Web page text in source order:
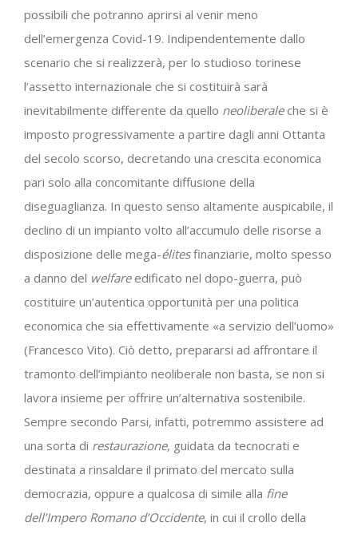
possibili che potranno aprirsi al venir meno
dell’emergenza Covid-19. Indipendentemente dallo
scenario che si realizzerà, per lo studioso torinese
l’assetto internazionale che si costituirà sarà
inevitabilmente differente da quello neoliberaleche si è
imposto progressivamente a partire dagli anni Ottanta
del secolo scorso, decretando una crescita economica
pari solo alla concomitante diffusione della
diseguaglianza. In questo senso altamente auspicabile, il
declino di un impianto volto all’accumulo delle risorse a
disposizione delle mega-élitesfinanziarie, molto spesso
a danno del welfareedificato nel dopo-guerra, può
costituire un’autentica opportunità per una politica
economica che sia effettivamente «a servizio dell’uomo»
(Francesco Vito). Ciò detto, prepararsi ad affrontare il
tramonto dell’impianto neoliberale non basta, se non si
lavora insieme per offrire un’alternativa sostenibile.
Sempre secondo Parsi, infatti, potremmo assistere ad
una sorta di restaurazione, guidata da tecnocrati e
destinata a rinsaldare il primato del mercato sulla
democrazia, oppure a qualcosa di simile alla fine
dell’Impero Romano d’Occidente, in cui il crollo della